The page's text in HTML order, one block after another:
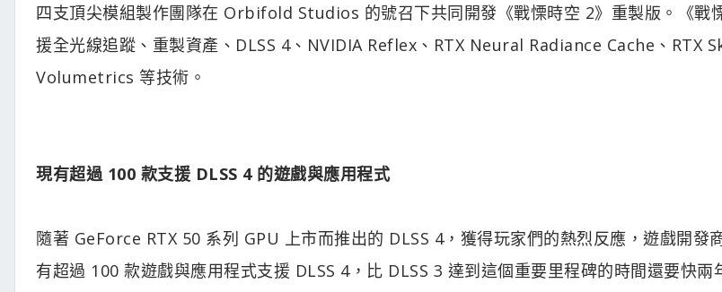
四支頂尖模組製作團隊在 Orbifold Studios 的號召下共同開發《戰慄時空 2》重製版。《戰
援全光線追蹤、重製資產、DLSS 4、NVIDIA Reflex、RTX Neural Radiance Cache、RTX
Volumetrics 等技術。
現有超過 100 款支援 DLSS 4 的遊戲與應用程式
隨著 GeForce RTX 50 系列 GPU 上市而推出的 DLSS 4，獲得玩家們的熱烈反應，遊戲開發
有超過 100 款遊戲與應用程式支援 DLSS 4，比 DLSS 3 達到這個重要里程碑的時間還要快兩